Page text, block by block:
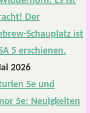
Der
Schauplatz ist
5 erschienen.
2026
5e und
5e: Neuigkeiten